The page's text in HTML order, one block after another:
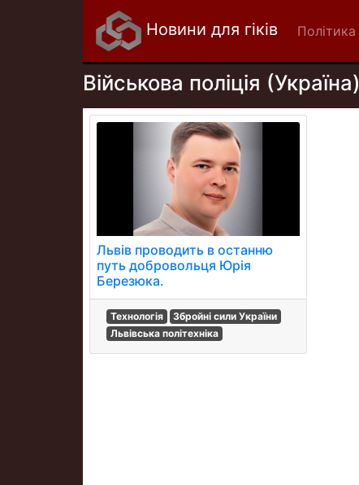
Новини для гіків Політика
Військова поліція (Україна)
Львів проводить в останню
путь добровольця Юрія
Березюка.
Технологія
Збройні сили України
Львівська політехніка